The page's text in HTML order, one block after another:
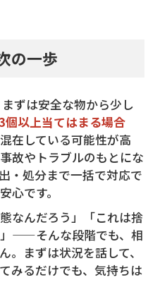
の一歩
ずは安全な物から少し
個以上当てはまる場合
在している可能性が高
故やトラブルのもとにな
・処分まで一括で対応で
心です。
なんだろう」「これは捨
——そんな段階でも、相
。まずは状況を話して、
みるだけでも、気持ちは